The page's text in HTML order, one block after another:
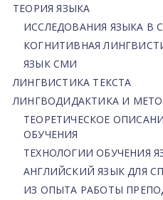
ТЕОРИЯ ЯЗЫКА
ИССЛЕДОВАНИЯ ЯЗЫКА В
КОГНИТИВНАЯ
ЯЗЫК СМИ
ЛИНГВИСТИКА ТЕКСТА
ЛИНГВОДИДАКТИКА И
ТЕОРЕТИЧЕСКОЕ
ОБУЧЕНИЯ
ТЕХНОЛОГИИ ОБУЧЕНИЯ
АНГЛИЙСКИЙ ЯЗЫК ДЛЯ
ИЗ ОПЫТА РАБОТЫ